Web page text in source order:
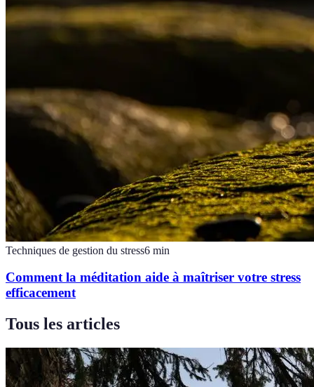
Techniques de gestion du stress6 min
Comment la méditation aide à maîtriser votre stress
efficacement
Tous les articles